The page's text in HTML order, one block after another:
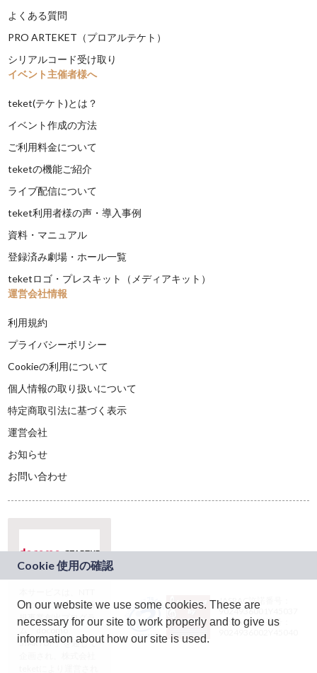
よくある質問
PRO ARTEKET（プロアルテケト）
シリアルコード受け取り
イベント主催者様へ
teket(テケト)とは？
イベント作成の方法
ご利用料金について
teketの機能ご紹介
ライブ配信について
teket利用者様の声・導入事例
資料・マニュアル
登録済み劇場・ホール一覧
teketロゴ・プレスキット（メディアキット）
運営会社情報
利用規約
プライバシーポリシー
Cookieの利用について
個人情報の取り扱いについて
特定商取引法に基づく表示
運営会社
お知らせ
お問い合わせ
ドコモグループの新
規事業創出プログラ
ム「docomo
STARTUP」を通じて
JASRAC許諾番号：
9024936001Y45037
JASRAC許諾番号：
On our website we use some cookies. These are
necessary for our site to work properly and to give us
information about how our site is used.